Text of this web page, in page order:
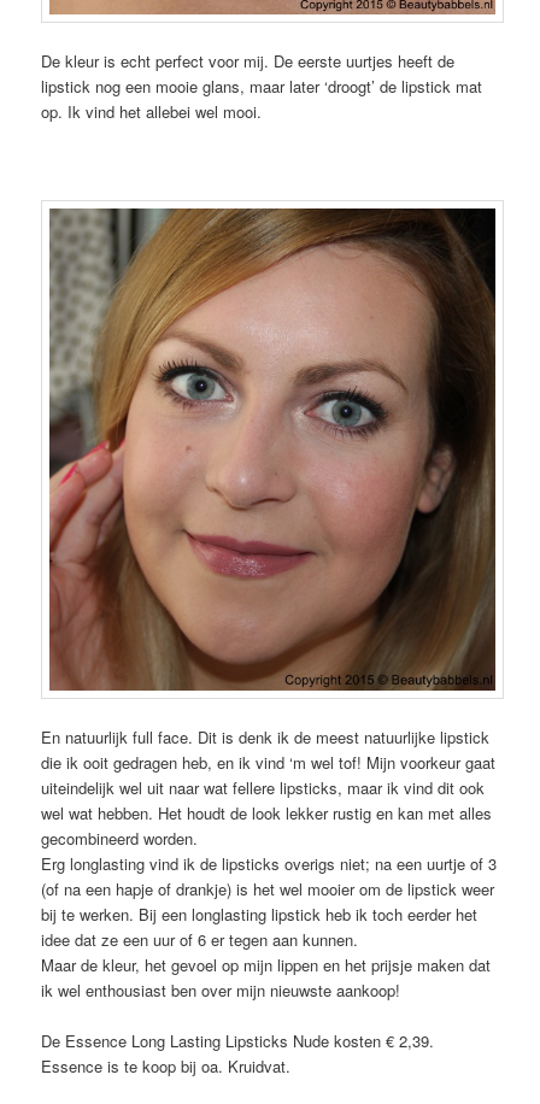
De kleur is echt perfect voor mij. De eerste uurtjes heeft de
lipstick nog een mooie glans, maar later ‘droogt’ de lipstick mat
op. Ik vind het allebei wel mooi.
En natuurlijk full face. Dit is denk ik de meest natuurlijke lipstick
die ik ooit gedragen heb, en ik vind ‘m wel tof! Mijn voorkeur gaat
uiteindelijk wel uit naar wat fellere lipsticks, maar ik vind dit ook
wel wat hebben. Het houdt de look lekker rustig en kan met alles
gecombineerd worden.
Erg longlasting vind ik de lipsticks overigs niet; na een uurtje of 3
(of na een hapje of drankje) is het wel mooier om de lipstick weer
bij te werken. Bij een longlasting lipstick heb ik toch eerder het
idee dat ze een uur of 6 er tegen aan kunnen.
Maar de kleur, het gevoel op mijn lippen en het prijsje maken dat
ik wel enthousiast ben over mijn nieuwste aankoop!
De Essence Long Lasting Lipsticks Nude kosten € 2,39.
Essence is te koop bij oa. Kruidvat.